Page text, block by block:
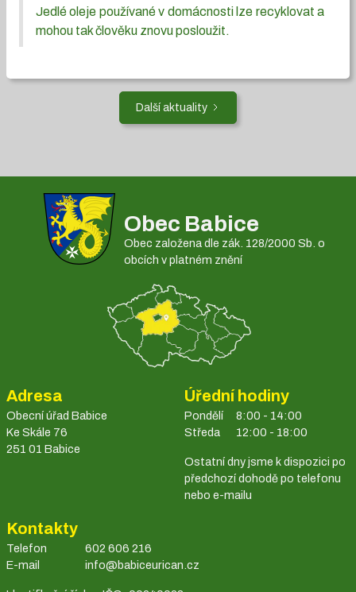
Jedlé oleje používané v domácnosti lze recyklovat a
mohou tak člověku znovu posloužit.
Další aktuality
Obec Babice
Obec založena dle zák. 128/2000 Sb. o
obcích v platném znění
Adresa
Obecní úřad Babice
Ke Skále 76
251 01 Babice
Úřední hodiny
Pondělí
Středa
8:00 - 14:00
12:00 - 18:00
Ostatní dny jsme k dispozici po
předchozí dohodě po telefonu
nebo e-mailu
Kontakty
Telefon
E-mail
602 606 216
info@babiceurican.cz